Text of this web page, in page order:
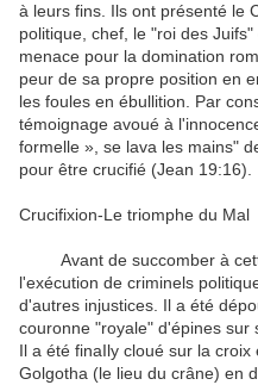
à leurs fins Ils ont présenté le
politique chef, le "roi des Juifs"
menace pour la domination
peur de sa propre position en
les foules en ébullition Par
témoignage avoué à
formelle », se lava les mains"
pour être crucifié (Jean 19:16)
Crucifixion-Le triomphe du Mal
Avant de succomber à
l'exécution de criminels
d'autres injustices Il a été
couronne "royale" d'épines sur
Il a été finaIly cloué sur la croix
Golgotha ​​(le lieu du crâne) en